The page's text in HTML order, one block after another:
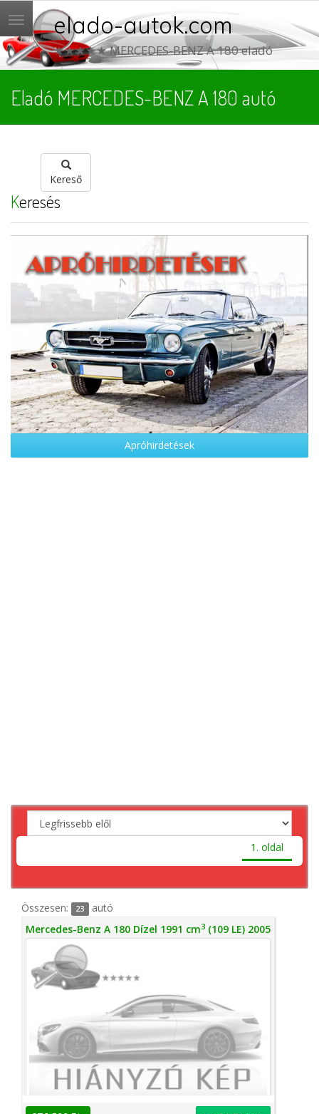
Menü elado-autok.com
★★★★★ MERCEDES-BENZ A 180 eladó
Eladó MERCEDES-BENZ A 180 autó
Kereső
Keresés
Apróhirdetések
1. oldal
Összesen: 23 autó
Mercedes-Benz A 180 Dízel 1991 cm3 (109 LE) 2005